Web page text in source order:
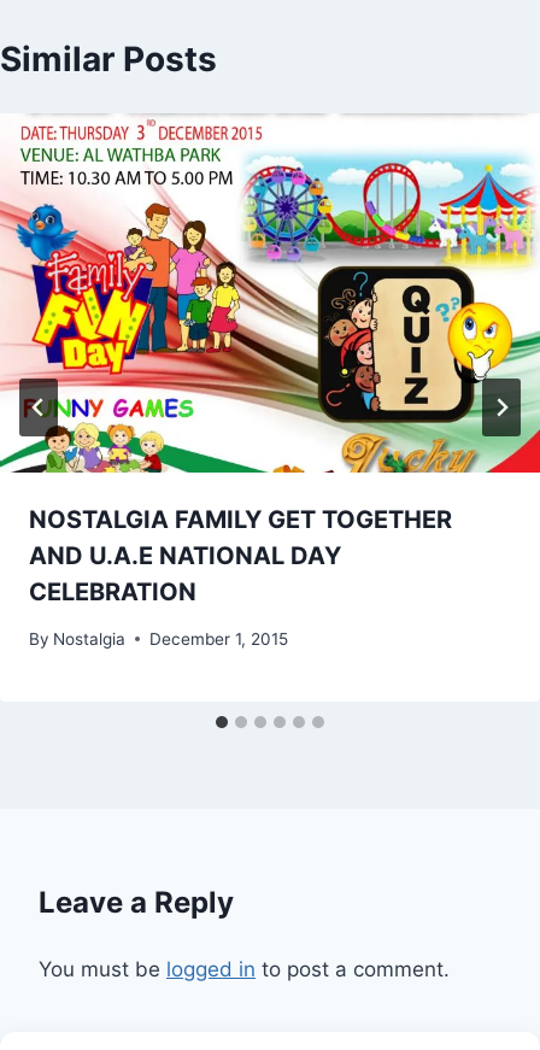
Similar Posts
NOSTALGIA FAMILY GET TOGETHER
AND U.A.E NATIONAL DAY
CELEBRATION
By Nostalgia December 1, 2015
Leave a Reply
You must be logged in to post a comment.